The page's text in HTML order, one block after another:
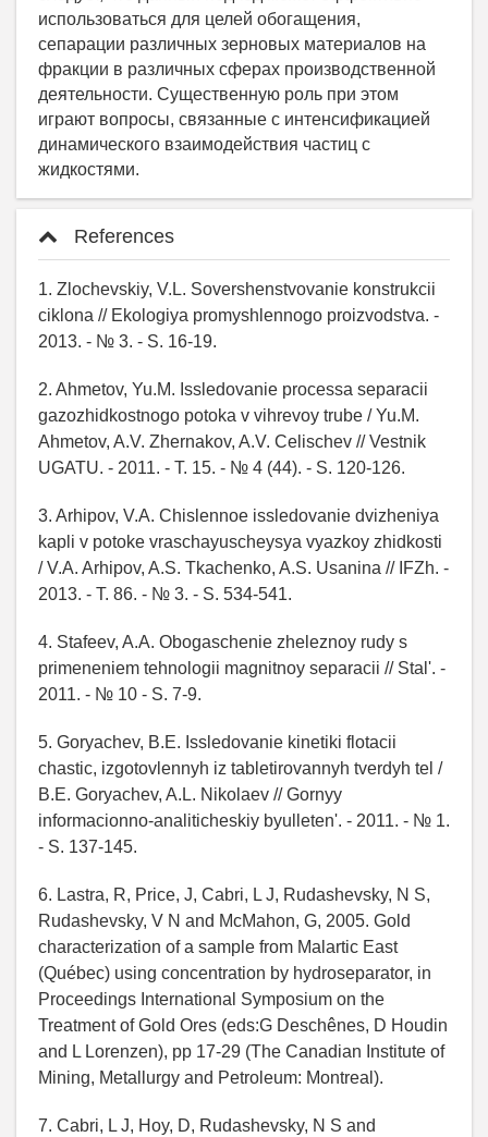
References
1. Zlochevskiy, V.L. Sovershenstvovanie konstrukcii
ciklona // Ekologiya promyshlennogo proizvodstva. -
2013. - № 3. - S. 16-19.
2. Ahmetov, Yu.M. Issledovanie processa separacii
gazozhidkostnogo potoka v vihrevoy trube / Yu.M.
Ahmetov, A.V. Zhernakov, A.V. Celischev // Vestnik
UGATU. - 2011. - T. 15. - № 4 (44). - S. 120-126.
3. Arhipov, V.A. Chislennoe issledovanie dvizheniya
kapli v potoke vraschayuscheysya vyazkoy zhidkosti
/ V.A. Arhipov, A.S. Tkachenko, A.S. Usanina // IFZh. -
2013. - T. 86. - № 3. - S. 534-541.
4. Stafeev, A.A. Obogaschenie zheleznoy rudy s
primeneniem tehnologii magnitnoy separacii // Stal'. -
2011. - № 10 - S. 7-9.
5. Goryachev, B.E. Issledovanie kinetiki flotacii
chastic, izgotovlennyh iz tabletirovannyh tverdyh tel /
B.E. Goryachev, A.L. Nikolaev // Gornyy
informacionno-analiticheskiy byulleten'. - 2011. - № 1.
- S. 137-145.
6. Lastra, R, Price, J, Cabri, L J, Rudashevsky, N S,
Rudashevsky, V N and McMahon, G, 2005. Gold
characterization of a sample from Malartic East
(Québec) using concentration by hydroseparator, in
Proceedings International Symposium on the
Treatment of Gold Ores (eds:G Deschênes, D Houdin
and L Lorenzen), pp 17-29 (The Canadian Institute of
Mining, Metallurgy and Petroleum: Montreal).
7. Cabri, L J, Hoy, D, Rudashevsky, N S and